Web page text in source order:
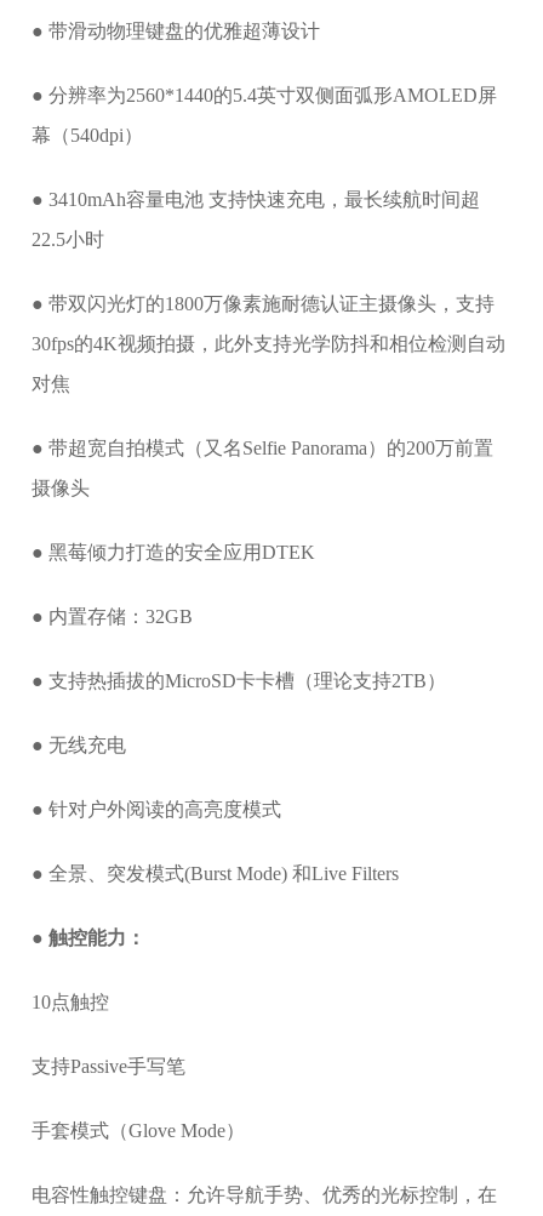
● 带滑动物理键盘的优雅超薄设计
● 分辨率为2560*1440的5.4英寸双侧面弧形AMOLED屏
幕（540dpi）
● 3410mAh容量电池 支持快速充电，最长续航时间超
22.5小时
● 带双闪光灯的1800万像素施耐德认证主摄像头，支持
30fps的4K视频拍摄，此外支持光学防抖和相位检测自动
对焦
● 带超宽自拍模式（又名Selfie Panorama）的200万前置
摄像头
● 黑莓倾力打造的安全应用DTEK
● 内置存储：32GB
● 支持热插拔的MicroSD卡卡槽（理论支持2TB）
● 无线充电
● 针对户外阅读的高亮度模式
● 全景、突发模式(Burst Mode) 和Live Filters
●触控能力：
10点触控
支持Passive手写笔
手套模式（Glove Mode）
电容性触控键盘：允许导航手势、优秀的光标控制，在